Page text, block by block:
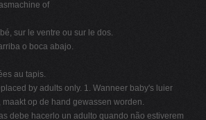
of
sur le ventre ou sur le dos.
o boca abajo.
au tapis.
by adults only. 1. Wanneer baby's luier
op de hand gewassen worden.
debe hacerlo un adulto quando não estiverem